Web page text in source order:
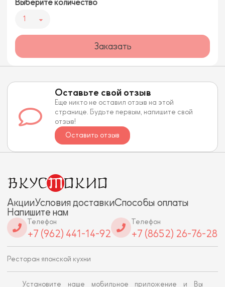
Выберите количество
1
Заказать
Оставьте свой отзыв
Еще никто не оставил отзыв на этой
странице. Будьте первым, напишите свой
отзыв!
Оставить отзыв
АкцииУсловия доставкиСпособы оплаты
Напишите нам
Телефон
+7 (962) 441-14-92
Телефон
+7 (8652) 26-76-28
Ресторан японской кухни
Установите наше мобильное приложение и Вы